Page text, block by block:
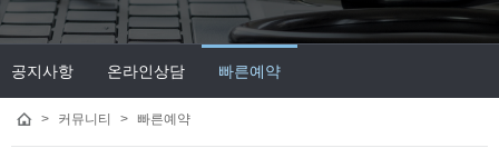
공지사항 온라인상담 빠른예약
> 커뮤니티 > 빠른예약